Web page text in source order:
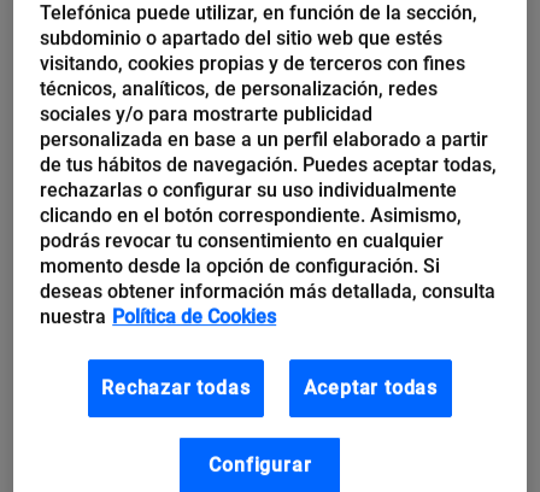
Mercedes Núñez
El talento como la fuerza motriz
que impulsa a la organización y
la cohesiona
«Debemos ver el cambio cultural como una evolución
progresiva más que como un proceso cada cierto tiempo» En
los últimos tiempos el mundo ha cambiado mucho y las
relaciones empresa-trabajador...
Telefónica puede utilizar, en función de la sección,
subdominio o apartado del sitio web que estés
visitando, cookies propias y de terceros con fines
técnicos, analíticos, de personalización, redes
sociales y/o para mostrarte publicidad
personalizada en base a un perfil elaborado a partir
de tus hábitos de navegación. Puedes aceptar todas,
rechazarlas o configurar su uso individualmente
clicando en el botón correspondiente. Asimismo,
podrás revocar tu consentimiento en cualquier
momento desde la opción de configuración. Si
deseas obtener información más detallada, consulta
nuestra Política de Cookies
Rechazar todas Aceptar todas
Configurar